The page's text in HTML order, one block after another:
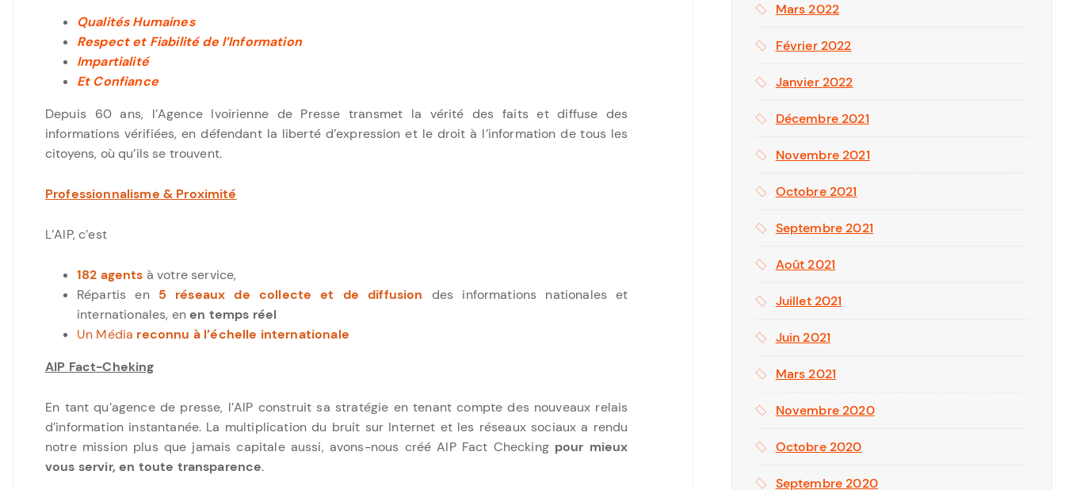
Qualités Humaines
Respect et Fiabilité de l’Information
Impartialité
Et Confiance
Depuis 60 ans, l’Agence Ivoirienne de Presse transmet la vérité des faits et diffuse des
informations vérifiées, en défendant la liberté d’expression et le droit à l’information de tous les
citoyens, où qu’ils se trouvent.
Professionnalisme & Proximité
L’AIP, c’est
182 agents à votre service,
Répartis en 5 réseaux de collecte et de diffusion des informations nationales et
internationales, enen temps réel
Un Média reconnu à l’échelle internationale
AIP Fact-Cheking
En tant qu’agence de presse, l’AIP construit sa stratégie en tenant compte des nouveaux relais
d’information instantanée. La multiplication du bruit sur Internet et les réseaux sociaux a rendu
notre mission plus que jamais capitale aussi, avons-nous créé AIP Fact Checking pour mieux
vous servir, en toute transparence.
Mars 2022
Février 2022
Janvier 2022
Décembre 2021
Novembre 2021
Octobre 2021
Septembre 2021
Août 2021
Juillet 2021
Juin 2021
Mars 2021
Novembre 2020
Octobre 2020
Septembre 2020